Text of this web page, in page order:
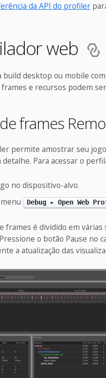
da API do profiler
web
build desktop ou mobile
e recursos podem
frames
permite amostrar seu
Para acessar o
no dispositivo-alvo.
Debug ▸ Open Web
frames é dividido em
o botão Pause
a atualização das